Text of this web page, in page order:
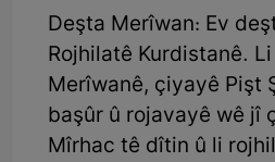
Deşta Merîwan: Ev
Rojhilatê Kurdistanê.
Merîwanê, çiyayê Pişt
başûr û rojavayê wê jî
Mîrhac tê dîtin û li